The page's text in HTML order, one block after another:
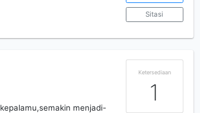
Sitasi
menjadi-
Ketersediaan
1